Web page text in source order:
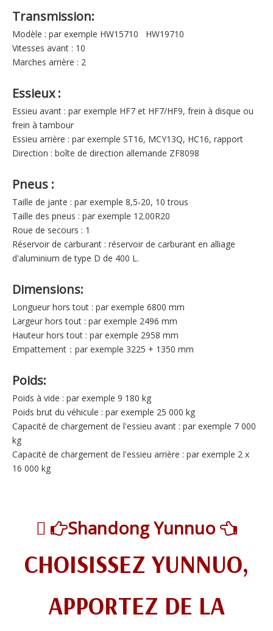
Transmission:
Modèle : par exemple HW15710 HW19710
Vitesses avant : 10
Marches arrière : 2
Essieux :
Essieu avant : par exemple HF7 et HF7/HF9, frein à disque ou
frein à tambour
Essieu arrière : par exemple ST16, MCY13Q, HC16, rapport
Direction : boîte de direction allemande ZF8098
Pneus :
Taille de jante : par exemple 8,5-20, 10 trous
Taille des pneus : par exemple 12.00R20
Roue de secours : 1
Réservoir de carburant : réservoir de carburant en alliage
d'aluminium de type D de 400 L.
Dimensions:
Longueur hors tout : par exemple 6800 mm
Largeur hors tout : par exemple 2496 mm
Hauteur hors tout : par exemple 2958 mm
Empattement：par exemple 3225 + 1350 mm
Poids:
Poids à vide : par exemple 9 180 kg
Poids brut du véhicule : par exemple 25 000 kg
Capacité de chargement de l'essieu avant : par exemple 7 000
kg
Capacité de chargement de l'essieu arrière : par exemple 2 x
16 000 kg
 Shandong Yunnuo 
CHOISISSEZ YUNNUO,
APPORTEZ DE LA